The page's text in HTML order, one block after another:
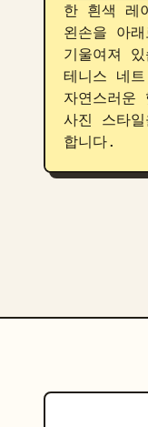
한 흰색 레
왼손을 아
기울여져
테니스 네
자연스러
사진 스타
합니다.